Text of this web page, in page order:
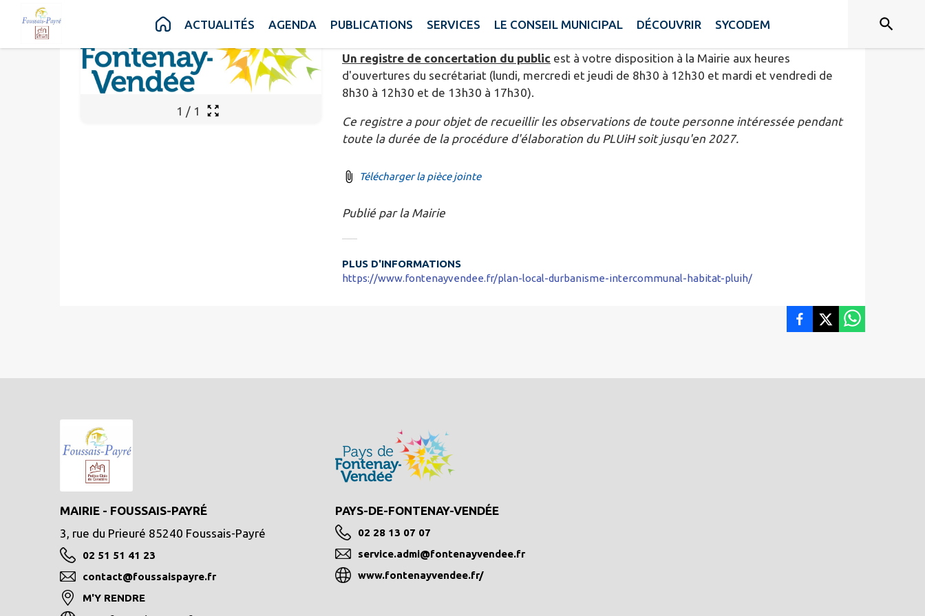
Contenu Recherche Pied de page
ACTUALITÉS AGENDA PUBLICATIONS SERVICES LE CONSEIL MUNICIPAL DÉCOUVRIR SYCODEM
1 / 1
Publié le mardi 02 décembre 2025 - Foussais-Payré
Un registre de concertation du public est à votre disposition à la Mairie aux heures
d'ouvertures du secrétariat (lundi, mercredi et jeudi de 8h30 à 12h30 et mardi et vendredi de
8h30 à 12h30 et de 13h30 à 17h30).
Ce registre a pour objet de recueillir les observations de toute personne intéressée pendant
toute la durée de la procédure d'élaboration du PLUiH soit jusqu'en 2027.
Télécharger la pièce jointe
Publié par la Mairie
PLUS D'INFORMATIONS
https://www.fontenayvendee.fr/plan-local-durbanisme-intercommunal-habitat-pluih/
MAIRIE - FOUSSAIS-PAYRÉ
3, rue du Prieuré 85240 Foussais-Payré
02 51 51 41 23
contact@foussaispayre.fr
M'Y RENDRE
PAYS-DE-FONTENAY-VENDÉE
02 28 13 07 07
service.admi@fontenayvendee.fr
www.fontenayvendee.fr/